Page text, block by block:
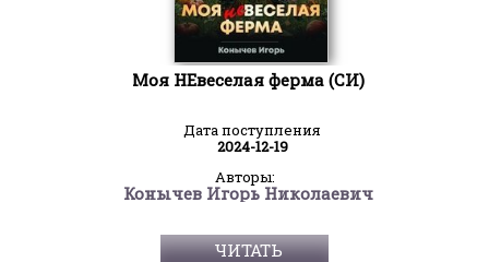
Моя НЕвеселая ферма (СИ)
Дата поступления
2024-12-19
Авторы:
Конычев Игорь Николаевич
ЧИТАТЬ